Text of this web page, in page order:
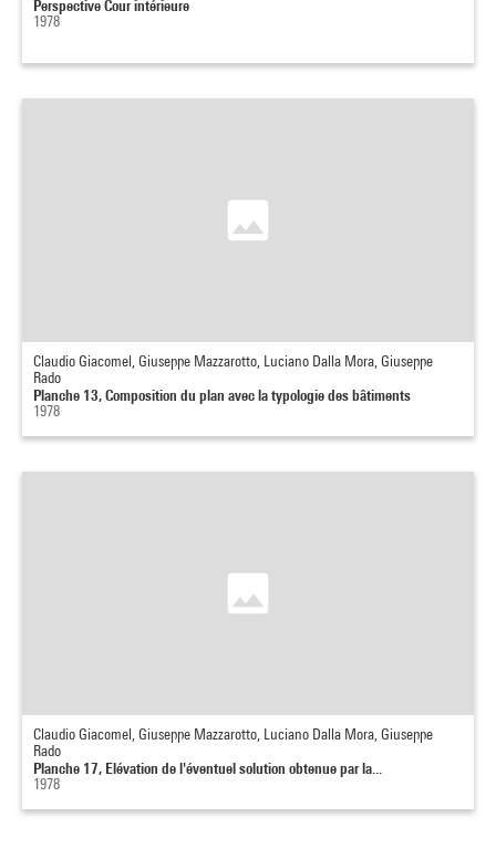
Perspective Cour intérieure
1978
Claudio Giacomel, Giuseppe Mazzarotto, Luciano Dalla Mora, Giuseppe
Rado
Planche 13, Composition du plan avec la typologie des bâtiments
1978
Claudio Giacomel, Giuseppe Mazzarotto, Luciano Dalla Mora, Giuseppe
Rado
Planche 17, Elévation de l'éventuel solution obtenue par la...
1978